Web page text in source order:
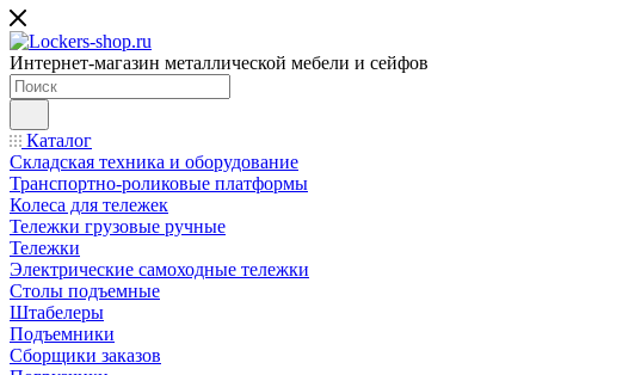
Интернет-магазин металлической мебели и сейфов
Каталог
Складская техника и оборудование
Транспортно-роликовые платформы
Колеса для тележек
Тележки грузовые ручные
Тележки
Электрические самоходные тележки
Столы подъемные
Штабелеры
Подъемники
Сборщики заказов